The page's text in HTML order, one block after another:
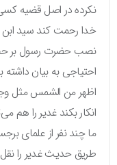
نکرده در اصل قضیه کسی
خدا رحمت کند سید ابن
نصب حضرت رسول بر
احتیاجی به بیان داشته
اظهر من الشمس مثل
انکار بکند غدیر را هم
ما چند نفر از علمای
طریق حدیث غدیر را نقل